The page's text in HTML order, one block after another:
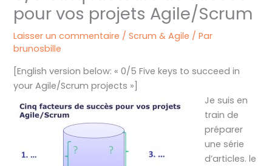
pour vos projets Agile/Scrum
Laisser un commentaire /Scrum & Agile / Par
brunosbille
[English version below: « 0/5 Five keys to succeed in
your Agile/Scrum projects »]
Je suis en
train de
préparer
une série
d’articles. le